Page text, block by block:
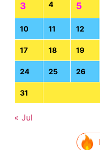
3 4 5
10 11 12
17 18 19
24 25 26
31
« Jul